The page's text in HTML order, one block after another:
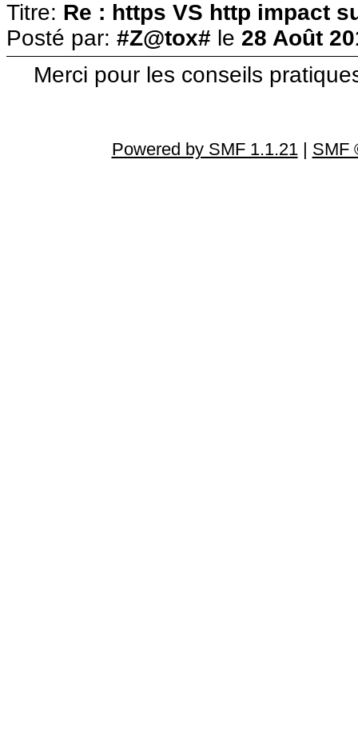
Titre: Re : https VS http impact
Posté par: #Z@tox# le 28 Août
Merci pour les conseils
Powered by SMF 1.1.21| SMF